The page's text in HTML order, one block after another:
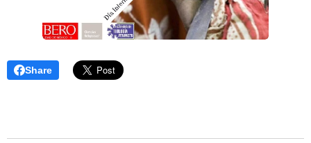
Share